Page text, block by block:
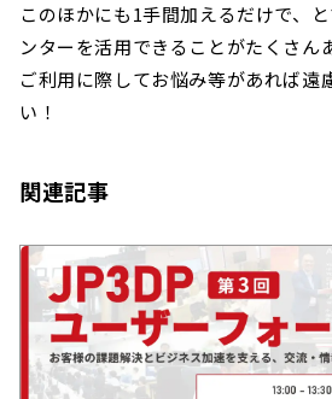
このほかにも1手間加えるだけで、
ンターを活用できることがたくさん
ご利用に際してお悩み等があれば遠
い！
関連記事